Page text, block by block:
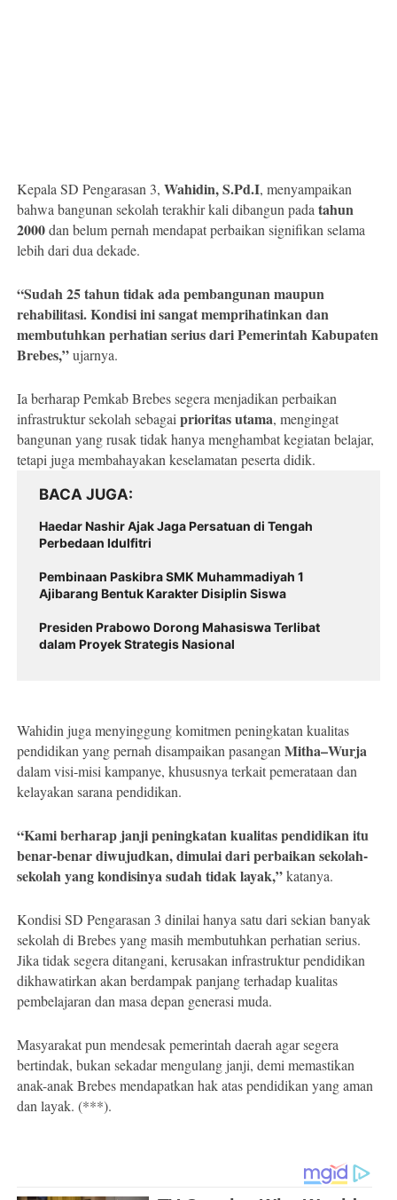
Kepala SD Pengarasan 3,Wahidin, S.Pd.I, menyampaikan
bahwa bangunan sekolah terakhir kali dibangun padatahun
2000dan belum pernah mendapat perbaikan signifikan selama
lebih dari dua dekade.
“Sudah 25 tahun tidak ada pembangunan maupun
rehabilitasi. Kondisi ini sangat memprihatinkan dan
membutuhkan perhatian serius dari Pemerintah Kabupaten
Brebes,”ujarnya.
Ia berharap Pemkab Brebes segera menjadikan perbaikan
infrastruktur sekolah sebagaiprioritas utama, mengingat
bangunan yang rusak tidak hanya menghambat kegiatan belajar,
tetapi juga membahayakan keselamatan peserta didik.
BACA JUGA
Haedar Nashir Ajak Jaga Persatuan di Tengah
Perbedaan Idulfitri
Pembinaan Paskibra SMK Muhammadiyah 1
Ajibarang Bentuk Karakter Disiplin Siswa
Presiden Prabowo Dorong Mahasiswa Terlibat
dalam Proyek Strategis Nasional
Wahidin juga menyinggung komitmen peningkatan kualitas
pendidikan yang pernah disampaikan pasanganMitha–Wurja
dalam visi-misi kampanye, khususnya terkait pemerataan dan
kelayakan sarana pendidikan.
“Kami berharap janji peningkatan kualitas pendidikan itu
benar-benar diwujudkan, dimulai dari perbaikan sekolah-
sekolah yang kondisinya sudah tidak layak,”katanya.
Kondisi SD Pengarasan 3 dinilai hanya satu dari sekian banyak
sekolah di Brebes yang masih membutuhkan perhatian serius.
Jika tidak segera ditangani, kerusakan infrastruktur pendidikan
dikhawatirkan akan berdampak panjang terhadap kualitas
pembelajaran dan masa depan generasi muda.
Masyarakat pun mendesak pemerintah daerah agar segera
bertindak, bukan sekadar mengulang janji, demi memastikan
anak-anak Brebes mendapatkan hak atas pendidikan yang aman
dan layak. (***).